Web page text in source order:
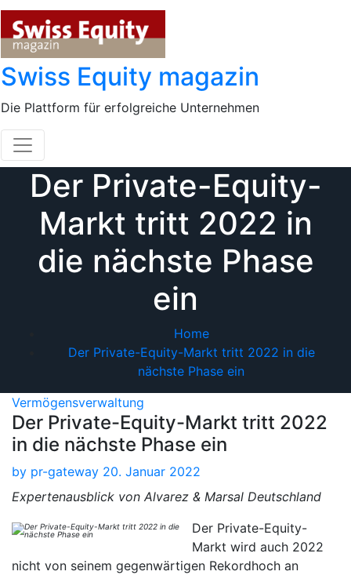
Skip
content
Swiss Equity magazin
Die Plattform für erfolgreiche Unternehmen
Der Private-Equity-
Markt tritt 2022 in
die nächste Phase
ein
Home
Der Private-Equity-Markt tritt 2022 in die
nächste Phase ein
Vermögensverwaltung
Der Private-Equity-Markt tritt 2022
in die nächste Phase ein
by pr-gateway 20. Januar 2022
Expertenausblick von Alvarez & Marsal Deutschland
Der Private-Equity-
Markt wird auch 2022
nicht von seinem gegenwärtigen Rekordhoch an